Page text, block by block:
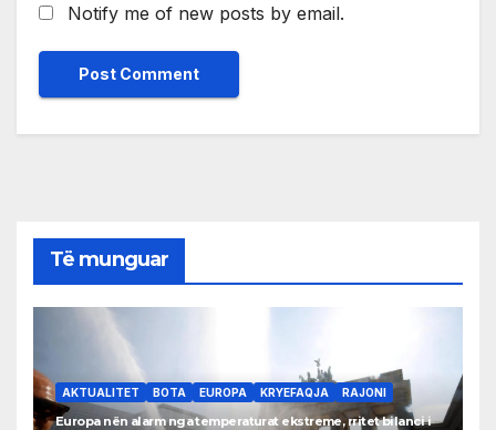
Notify me of new posts by email.
Të munguar
AKTUALITET BOTA EUROPA KRYEFAQJA RAJONI
Europa nën alarm nga temperaturat ekstreme, rritet bilanci i